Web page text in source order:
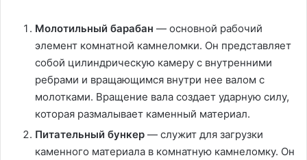
Молотильный барабан — основной рабочий
элемент комнатной камнеломки. Он представляет
собой цилиндрическую камеру с внутренними
ребрами и вращающимся внутри нее валом с
молотками. Вращение вала создает ударную силу,
которая размалывает каменный материал.
Питательный бункер — служит для загрузки
каменного материала в комнатную камнеломку. Он